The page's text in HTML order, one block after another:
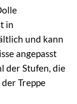
in
und kann
angepasst
der Stufen, die
Treppe